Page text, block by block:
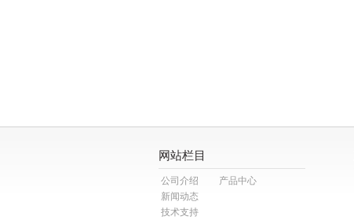
网站栏目
公司介绍
产品中心
新闻动态
技术支持